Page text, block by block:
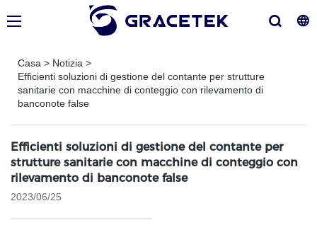
Casa > Notizia >
Efficienti soluzioni di gestione del contante per strutture
sanitarie con macchine di conteggio con rilevamento di
banconote false
Efficienti soluzioni di gestione del contante per
strutture sanitarie con macchine di conteggio con
rilevamento di banconote false
2023/06/25